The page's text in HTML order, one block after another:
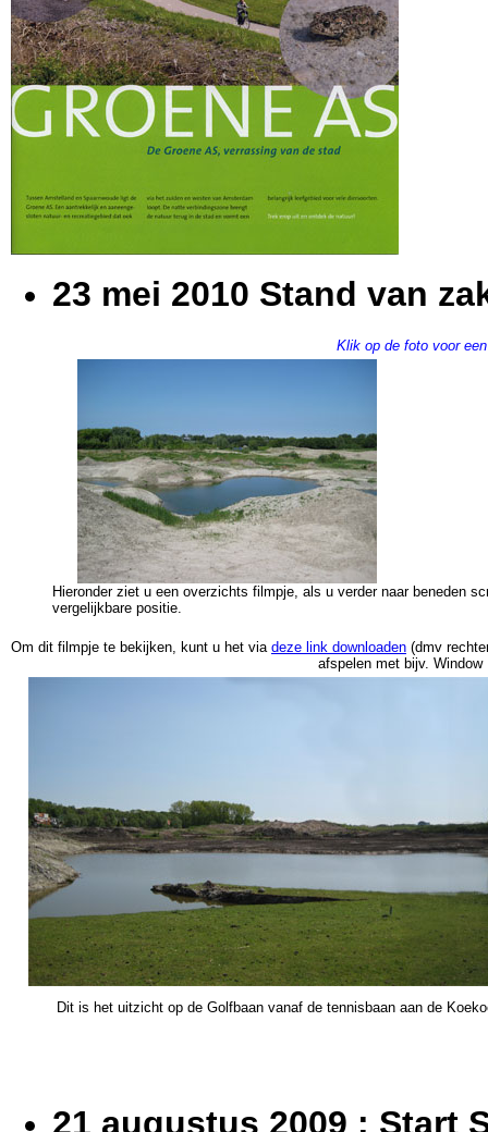
23 mei 2010 Stand van
Klik op de foto voor
Hieronder ziet u een overzichts filmpje, als u verder naar beneden
vergelijkbare positie.
Om dit filmpje te bekijken, kunt u het via deze link downloaden (dmv
afspelen met bijv. Window
Dit is het uitzicht op de Golfbaan vanaf de tennisbaan aan de
21 augustus 2009 : Start